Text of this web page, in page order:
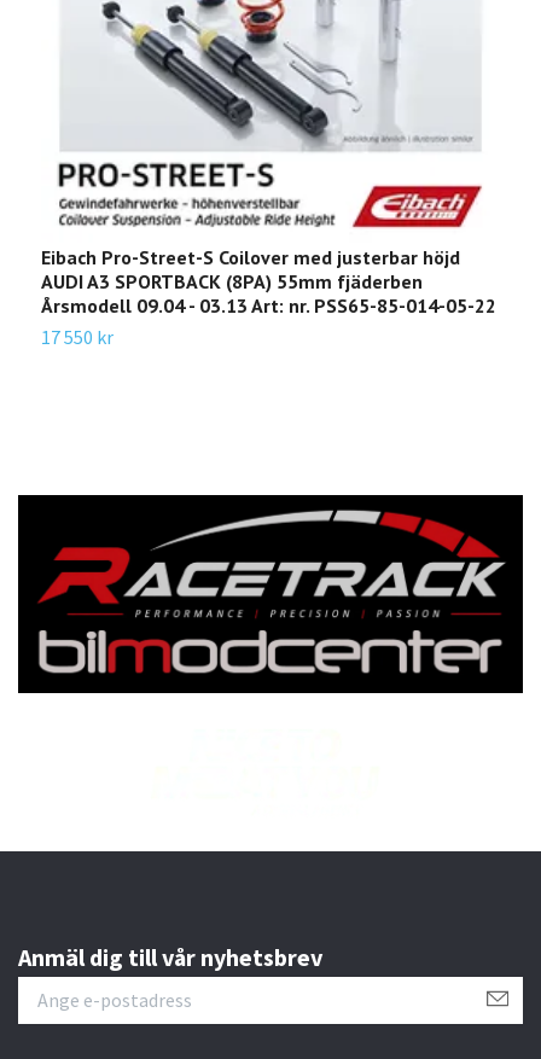
Eibach Pro-Street-S Coilover med justerbar höjd
AUDI A3 SPORTBACK (8PA) 55mm fjäderben
Årsmodell 09.04 - 03.13 Art: nr. PSS65-85-014-05-22
17 550 kr
Anmäl dig till vår nyhetsbrev